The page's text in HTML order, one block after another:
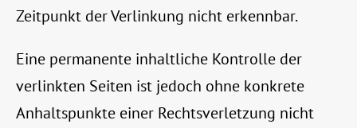
Zeitpunkt der Verlinkung nicht erkennbar.
Eine permanente inhaltliche Kontrolle der
verlinkten Seiten ist jedoch ohne konkrete
Anhaltspunkte einer Rechtsverletzung nicht